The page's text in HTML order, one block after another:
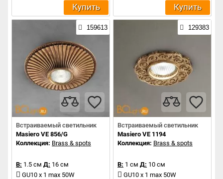
Купить Купить
159613
Встраиваемый светильник
Masiero VE 856/G
Коллекция: Brass & spots
В: 1.5 см Д: 16 см
GU10 x 1 max 50W
129383
Встраиваемый светильник
Masiero VE 1194
Коллекция: Brass & spots
В: 1 см Д: 10 см
GU10 x 1 max 50W